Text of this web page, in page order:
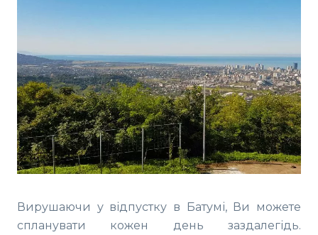
Вирушаючи у відпустку в Батумі, Ви можете
спланувати кожен день заздалегідь.